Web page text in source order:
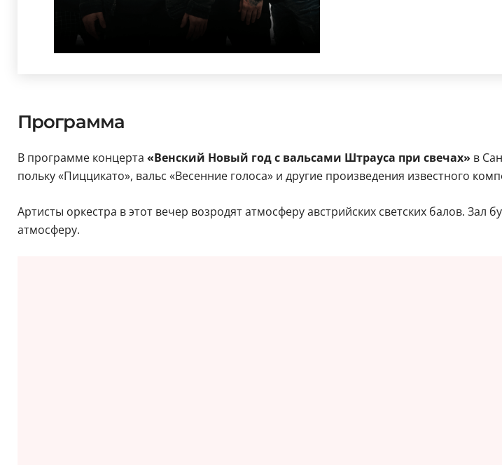
Программа
В программе концерта «Венский Новый год с вальсами Штрауса при свечах» в
польку «Пиццикато», вальс «Весенние голоса» и другие произведения известного
Артисты оркестра в этот вечер возродят атмосферу австрийских светских балов.
атмосферу.